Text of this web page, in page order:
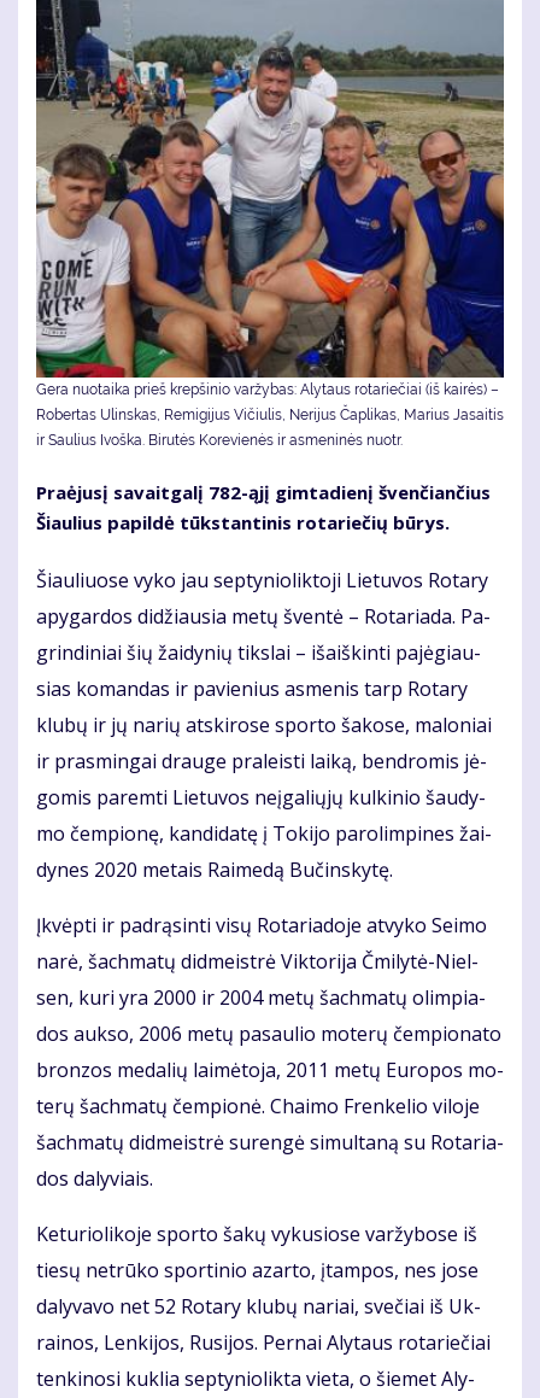
Gera nuotaika prieš krepšinio varžybas: Alytaus rotariečiai (iš kairės) –
Robertas Ulinskas, Remigijus Vičiulis, Nerijus Čaplikas, Marius Jasaitis
ir Saulius Ivoška. Bi­ru­tės Ko­re­vie­nės ir as­me­ni­nės nuotr.
Pra­ėju­sį sa­vait­ga­lį 782-ąjį gim­ta­die­nį šven­čian­čius
Šiau­lius pa­pil­dė tūks­tan­ti­nis ro­ta­rie­čių bū­rys.
Šiau­liuo­se vy­ko jau sep­ty­nio­lik­to­ji Lie­tu­vos Ro­ta­ry
apy­gar­dos di­džiau­sia me­tų šven­tė – Ro­ta­ria­da. Pa­
grin­di­niai šių žai­dy­nių tiks­lai – iš­aiš­kin­ti pa­jė­giau­
sias ko­man­das ir pa­vie­nius as­me­nis tarp Ro­ta­ry
klu­bų ir jų na­rių at­ski­ro­se spor­to ša­ko­se, ma­lo­niai
ir pra­smin­gai drau­ge pra­leis­ti lai­ką, ben­dro­mis jė­
go­mis pa­rem­ti Lie­tu­vos ne­įga­lių­jų kul­ki­nio šau­dy­
mo čem­pio­nę, kan­di­da­tę į To­ki­jo pa­ro­lim­pi­nes žai­
dy­nes 2020 me­tais Rai­me­dą Bu­čins­ky­tę.
Įkvėp­ti ir pa­drą­sin­ti vi­sų Ro­ta­ria­do­je at­vy­ko Sei­mo
na­rė, šach­ma­tų did­meist­rė Vik­to­ri­ja Čmi­ly­tė-Niel­
sen, ku­ri yra 2000 ir 2004 me­tų šach­ma­tų olim­pia­
dos auk­so, 2006 me­tų pa­sau­lio mo­te­rų čem­pio­na­to
bron­zos me­da­lių lai­mė­to­ja, 2011 me­tų Eu­ro­pos mo­
te­rų šach­ma­tų čem­pio­nė. Chai­mo Fren­ke­lio vi­lo­je
šach­ma­tų did­meist­rė su­ren­gė si­mul­ta­ną su Ro­ta­ria­
dos da­ly­viais.
Ke­tu­rio­li­ko­je spor­to ša­kų vy­ku­sio­se var­žy­bo­se iš
tie­sų ne­trū­ko spor­ti­nio azar­to, įtam­pos, nes jo­se
da­ly­va­vo net 52 Ro­ta­ry klu­bų na­riai, sve­čiai iš Uk­
rai­nos, Len­ki­jos, Ru­si­jos. Per­nai Aly­taus ro­ta­rie­čiai
ten­ki­no­si kuk­lia sep­ty­nio­lik­ta vie­ta, o šie­met Aly­